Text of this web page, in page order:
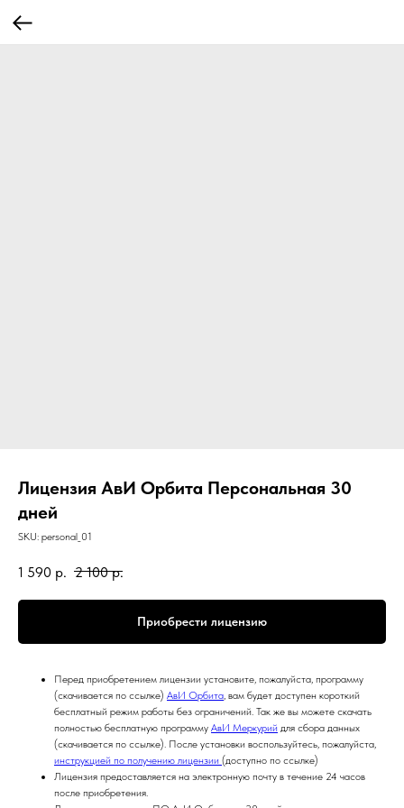
Лицензия АвИ Орбита Персональная 30
дней
SKU: personal_01
1 590 р. 2 100 р.
Приобрести лицензию
Перед приобретением лицензии установите, пожалуйста, программу
(скачивается по ссылке) АвИ Орбита, вам будет доступен короткий
бесплатный режим работы без ограничений. Так же вы можете скачать
полностью бесплатную программу АвИ Меркурий для сбора данных
(скачивается по ссылке). После установки воспользуйтесь, пожалуйста,
инструкцией по получению лицензии (доступно по ссылке)
Лицензия предоставляется на электронную почту в течение 24 часов
после приобретения.